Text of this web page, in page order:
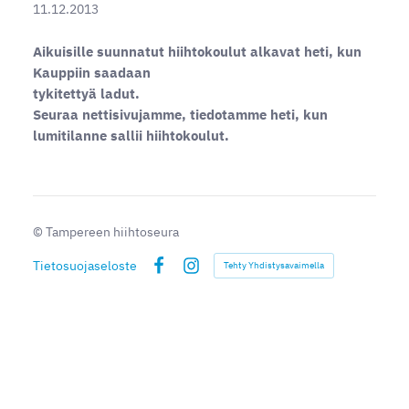
11.12.2013
Aikuisille suunnatut hiihtokoulut alkavat heti, kun
Kauppiin saadaan
tykitettyä ladut.
Seuraa nettisivujamme, tiedotamme heti, kun
lumitilanne sallii hiihtokoulut.
© Tampereen hiihtoseura
Tietosuojaseloste
Instagram
Tehty Yhdistysavaimella